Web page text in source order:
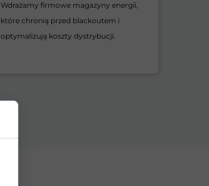
Wdrażamy firmowe magazyny energii,
które chronią przed blackoutem i
optymalizują koszty dystrybucji.